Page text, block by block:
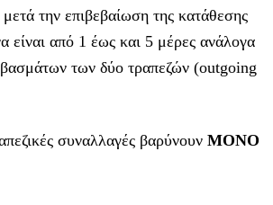
την επιβεβαίωση της κατάθεσης
είναι από 1 έως και 5 μέρες ανάλογα
των δύο τραπεζών (outgoing
συναλλαγές βαρύνουν MONO